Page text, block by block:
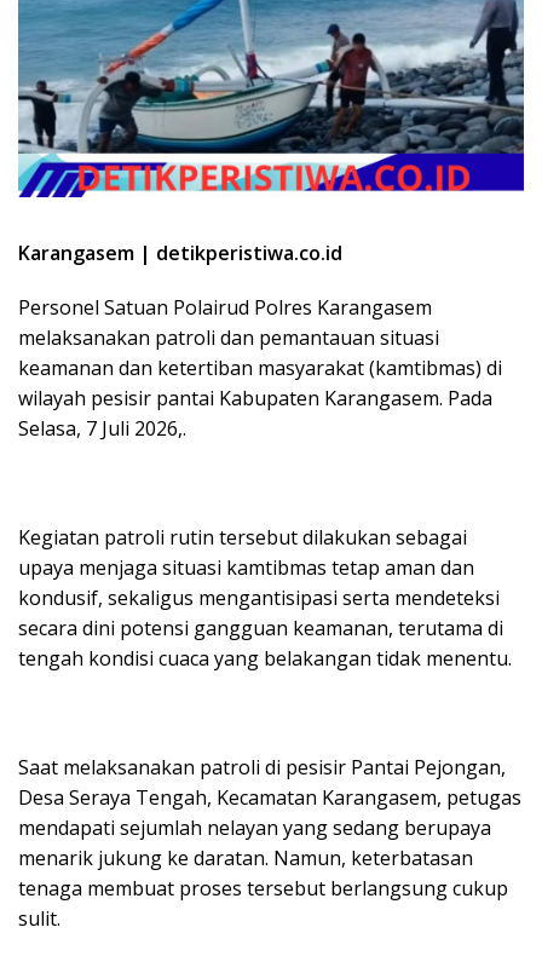
Karangasem | detikperistiwa.co.id
Personel Satuan Polairud Polres Karangasem
melaksanakan patroli dan pemantauan situasi
keamanan dan ketertiban masyarakat (kamtibmas) di
wilayah pesisir pantai Kabupaten Karangasem. Pada
Selasa, 7 Juli 2026,.
Kegiatan patroli rutin tersebut dilakukan sebagai
upaya menjaga situasi kamtibmas tetap aman dan
kondusif, sekaligus mengantisipasi serta mendeteksi
secara dini potensi gangguan keamanan, terutama di
tengah kondisi cuaca yang belakangan tidak menentu.
Saat melaksanakan patroli di pesisir Pantai Pejongan,
Desa Seraya Tengah, Kecamatan Karangasem, petugas
mendapati sejumlah nelayan yang sedang berupaya
menarik jukung ke daratan. Namun, keterbatasan
tenaga membuat proses tersebut berlangsung cukup
sulit.